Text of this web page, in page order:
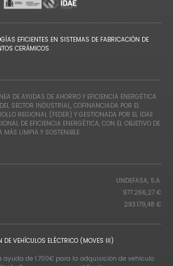
EFICIENTES EN SISTEMAS DE FABRICACIÓN DE
CERÁMICOS
DE AYUDAS DE AHORRO Y EFICIENCIA ENERGÉTICA
SECTOR INDUSTRIAL, COFINANCIADA POR EL
REGIONAL (FEDER) Y GESTIONADA POR EL IDAE
DE EFICIENCIA ENERGÉTICA, CON EL OBJETIVO DE
LIMPIA Y SOSTENIBLE
UNDEFASA, S.A.
977.266,27 €
293.179,48 €
DE VEHÍCULOS ELÉCTRICO (MOVES III)
ayuda de 1.700€ para la adquisición de vehículo